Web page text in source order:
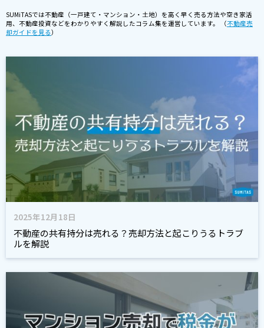
SUMiTASでは不動産（一戸建て・マンション・土地）を高く早く売る方法や空き家活
用、不動産投資などをわかりやすく解説したコラム集を運営しています。 （不動産売
却ガイドを見る）
2025年12月18日
不動産の共有持分は売れる？売却方法と起こりうるトラブ
ルを解説